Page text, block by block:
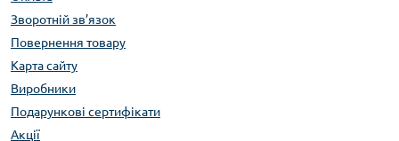
Зворотній зв’язок
Повернення товару
Карта сайту
Виробники
Подарункові сертифікати
Акції